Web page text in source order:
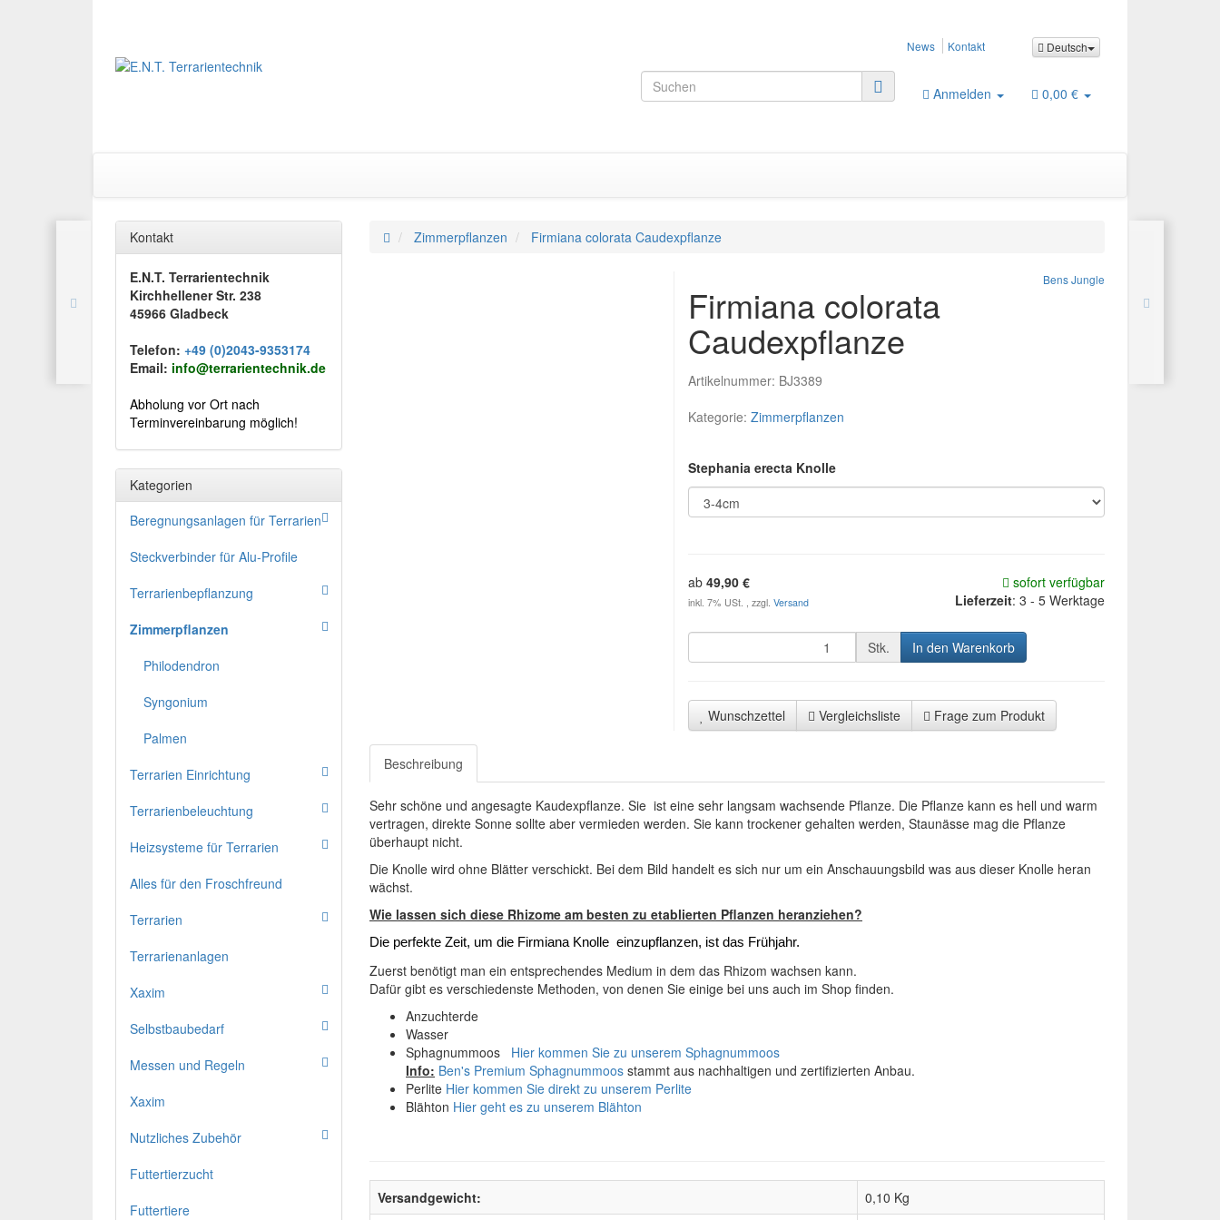
Deutsch
News Kontakt
Anmelden 0,00 €
Zimmerpflanzen Firmiana colorata Caudexpflanze
Bens Jungle
Firmiana colorata
Caudexpflanze
Artikelnummer: BJ3389
Kategorie: Zimmerpflanzen
Stephania erecta Knolle
ab 49,90 €
inkl. 7% USt. , zzgl. Versand
sofort verfügbar
Lieferzeit: 3 - 5 Werktage
Stk. In den Warenkorb
Wunschzettel Vergleichsliste Frage zum Produkt
Beschreibung
Sehr schöne und angesagte Kaudexpflanze. Sie ist eine sehr langsam wachsende Pflanze. Die Pflanze kann es hell und warm
vertragen, direkte Sonne sollte aber vermieden werden. Sie kann trockener gehalten werden, Staunässe mag die Pflanze
überhaupt nicht.
Die Knolle wird ohne Blätter verschickt. Bei dem Bild handelt es sich nur um ein Anschauungsbild was aus dieser Knolle heran
wächst.
Wie lassen sich diese Rhizome am besten zu etablierten Pflanzen heranziehen?
Die perfekte Zeit, um die Firmiana Knolle einzupflanzen, ist das Frühjahr.
Zuerst benötigt man ein entsprechendes Medium in dem das Rhizom wachsen kann.
Dafür gibt es verschiedenste Methoden, von denen Sie einige bei uns auch im Shop finden.
Anzuchterde
Wasser
Sphagnummoos Hier kommen Sie zu unserem Sphagnummoos
Info: Ben's Premium Sphagnummoos stammt aus nachhaltigen und zertifizierten Anbau.
Perlite Hier kommen Sie direkt zu unserem Perlite
Blähton Hier geht es zu unserem Blähton
Versandgewicht:
0,10 Kg
Kontakt
E.N.T. Terrarientechnik
Kirchhellener Str. 238
45966 Gladbeck
Telefon: +49 (0)2043-9353174
Email: info@terrarientechnik.de
Abholung vor Ort nach
Terminvereinbarung möglich!
Kategorien
Beregnungsanlagen für Terrarien
Steckverbinder für Alu-Profile
Terrarienbepflanzung
Zimmerpflanzen
Philodendron
Syngonium
Palmen
Terrarien Einrichtung
Terrarienbeleuchtung
Heizsysteme für Terrarien
Alles für den Froschfreund
Terrarien
Terrarienanlagen
Xaxim
Selbstbaubedarf
Messen und Regeln
Xaxim
Nutzliches Zubehör
Futtertierzucht
Futtertiere